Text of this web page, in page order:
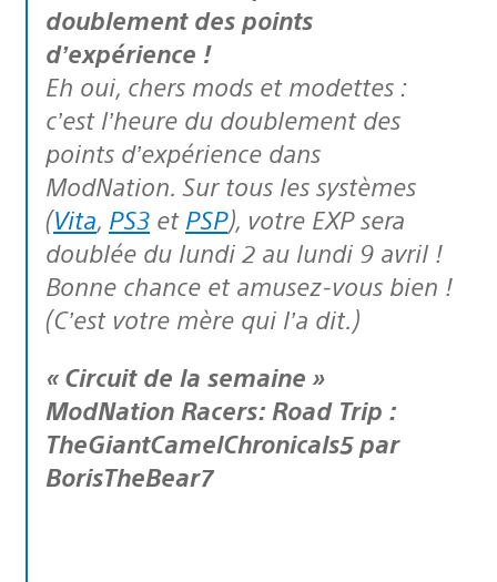
doublement des points
d’expérience !
Eh oui, chers mods et modettes :
c’est l’heure du doublement des
points d’expérience dans
ModNation. Sur tous les systèmes
(Vita, PS3 et PSP), votre EXP sera
doublée du lundi 2 au lundi 9 avril !
Bonne chance et amusez-vous bien !
(C’est votre mère qui l’a dit.)
« Circuit de la semaine »
ModNation Racers: Road Trip :
TheGiantCamelChronicals5 par
BorisTheBear7